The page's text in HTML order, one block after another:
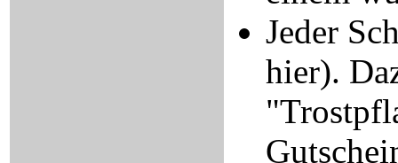
Jeder
hier).